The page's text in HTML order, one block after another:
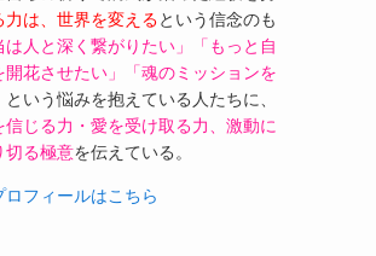
力は、世界を変えるという信念のも
は人と深く繋がりたい」「もっと自
開花させたい」「魂のミッションを
という悩みを抱えている人たちに、
信じる力・愛を受け取る力、激動に
切る極意を伝えている。
フィールはこちら